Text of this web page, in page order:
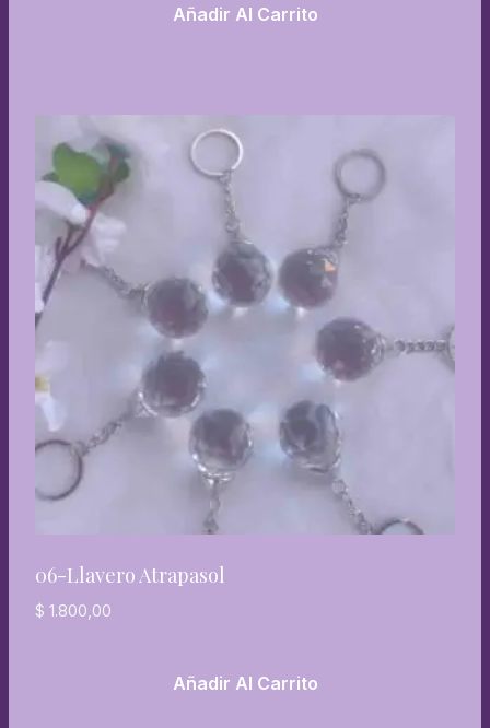
Añadir Al Carrito
06-Llavero Atrapasol
$ 1.800,00
Añadir Al Carrito